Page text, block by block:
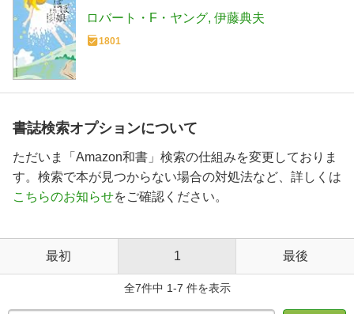
ロバート・F・ヤング 伊藤典夫
1801
書誌検索オプションについて
ただいま「Amazon和書」検索の仕組みを変更しておりま
す。検索で本が見つからない場合の対処法など、詳しくは
こちらのお知らせをご確認ください。
最初 1 最後
全7件中 1-7 件を表示